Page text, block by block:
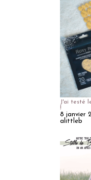
J'ai testé
!
8 janvier
alittleb